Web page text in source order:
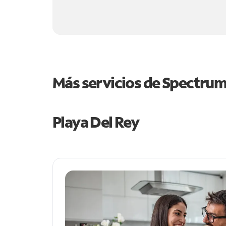
Más servicios de
Playa Del Rey